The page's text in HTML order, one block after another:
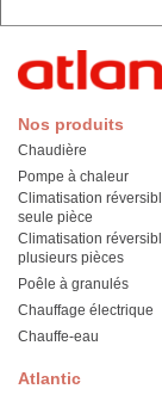
Atlantic
Nos produits
Chaudière
Pompe à chaleur
Climatisation
seule pièce
Climatisation
plusieurs pièces
Poêle à granulés
Chauffage électrique
Chauffe-eau